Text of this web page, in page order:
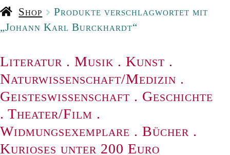
Shop
Produkte verschlagwortet mit
„Johann Karl Burckhardt“
Literatur . Musik . Kunst .
Naturwissenschaft/Medizin .
Geisteswissenschaft . Geschichte
. Theater/Film .
Widmungsexemplare . Bücher .
Kurioses unter 200 Euro